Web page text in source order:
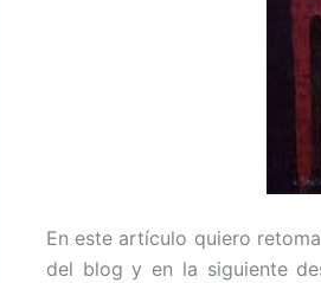
En este artículo quiero
del blog y en la siguiente